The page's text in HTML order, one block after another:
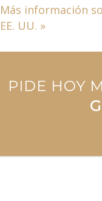
Más información
EE. UU. »
PIDE HOY